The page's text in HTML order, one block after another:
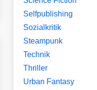
Selfpublishing
Sozialkritik
Steampunk
Technik
Thriller
Urban Fantasy